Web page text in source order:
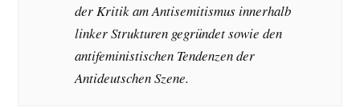
der Kritik am Antisemitismus innerhalb
linker Strukturen gegründet sowie den
antifeministischen Tendenzen der
Antideutschen Szene.